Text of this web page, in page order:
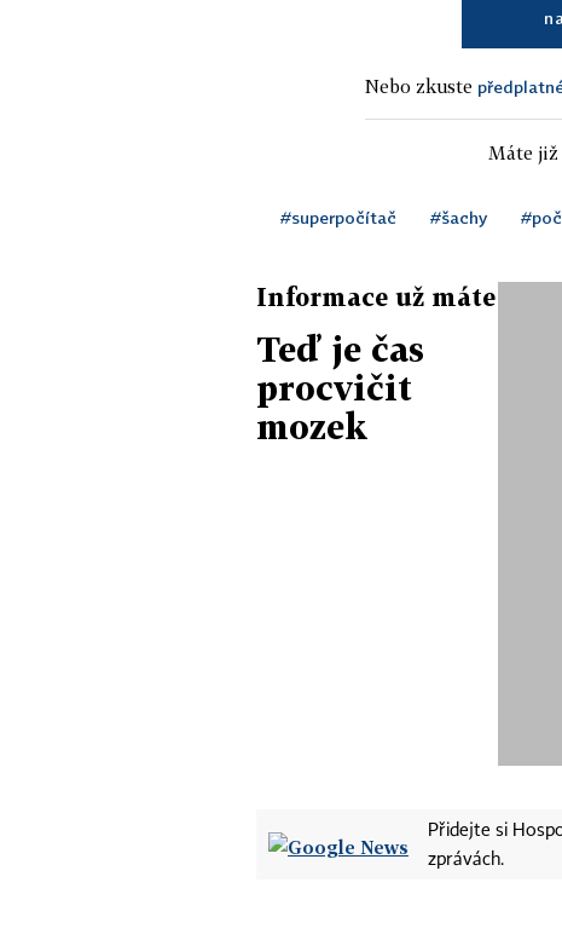
Nebo zkuste
Máte již
#superpočítač #šachy
Informace už máte
Teď je čas
procvičit
mozek
Přidejte si
zprávách.